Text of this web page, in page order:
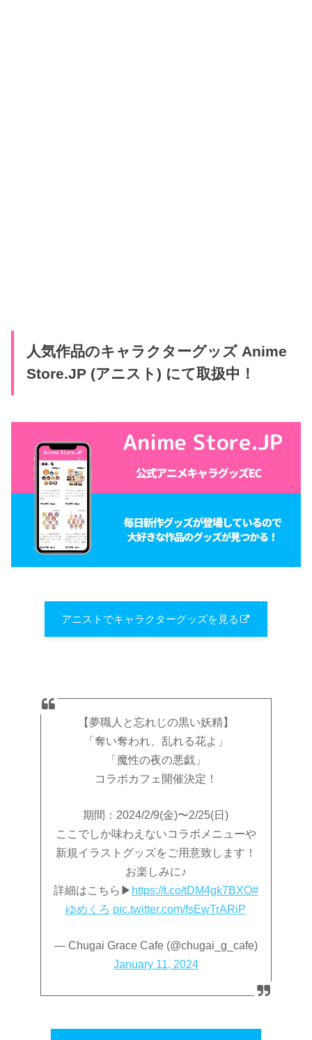
人気作品のキャラクターグッズ Anime
Store.JP (アニスト) にて取扱中！
アニストでキャラクターグッズを見る
【夢職人と忘れじの黒い妖精】
「奪い奪われ、乱れる花よ」
「魔性の夜の悪戯」
コラボカフェ開催決定！
期間：2024/2/9(金)〜2/25(日)
ここでしか味わえないコラボメニューや
新規イラストグッズをご用意致します！
お楽しみに♪
詳細はこちら▶ https://t.co/tDM4gk7BXO#
ゆめくろ pic.twitter.com/fsEwTrARiP
— Chugai Grace Cafe (@chugai_g_cafe)
January 11, 2024